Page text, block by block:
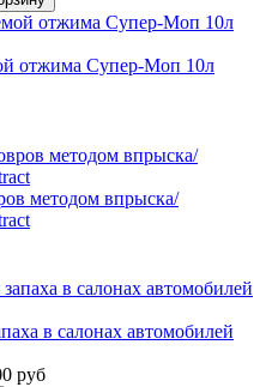
отжима Супер-Моп 10л
методом впрыска/
в салонах автомобилей
руб